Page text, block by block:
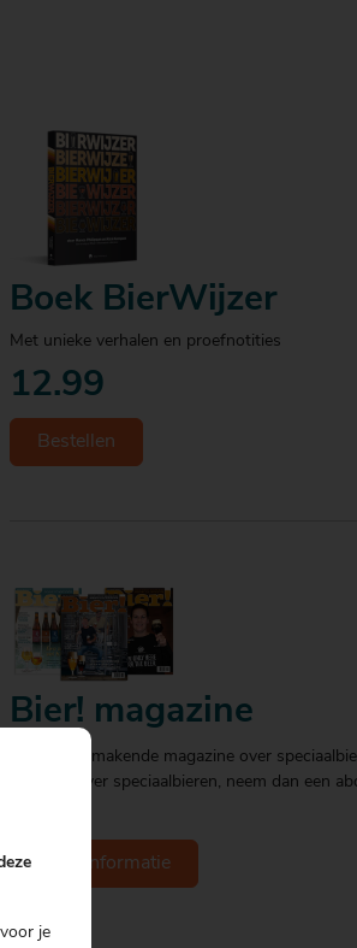
Boek BierWijzer
Met unieke verhalen en proefnotities
12.99
Bestellen
Bier! magazine
Het spraakmakende magazine over
en lezen over speciaalbieren, neem dan een
Meer informatie
je